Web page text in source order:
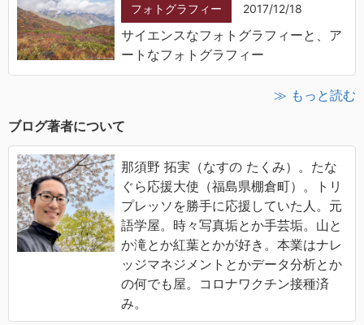
フォトグラフィー 2017/12/18
サイエンスなフォトグラフィーと、ア
ートなフォトグラフィー
≫ もっと読む
ブログ著者について
那須野 拓実（なすの たくみ）。たな
ぐら応援大使（福島県棚倉町）。トリ
プレッソを勝手に応援していた人。元
語学屋。時々写真垢とか手芸垢。山と
か滝とか紅葉とかが好き。本業はナレ
ッジマネジメントとかデータ分析とか
の何でも屋。コロナワクチン接種済
み。